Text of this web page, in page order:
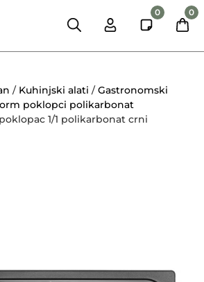
0 0
/ Kuhinjski alati /Gastronomski
poklopci polikarbonat
1/1 polikarbonat crni